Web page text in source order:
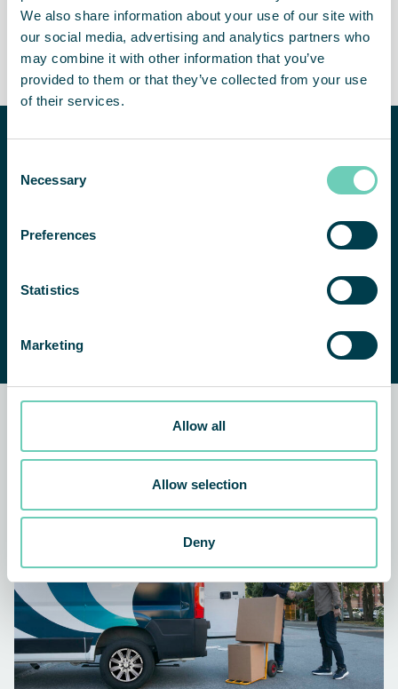
We also share information about your use of our site with
our social media, advertising and analytics partners who
may combine it with other information that you’ve
provided to them or that they’ve collected from your use
of their services.
Selection
Necessary
Preferences
Statistics
Marketing
Allow all
Allow selection
Deny
omgeving
Gegarandeerde kwaliteit
en houdbaarheid van
producten
Hulp nodig
verbeteren
binnenshuis?
graag bij het
oplossing.
NEEM CONTACT MET ONS OP
Gerelateerd nieuws en verhalen
van klanten
ARTIKEL GENERAL